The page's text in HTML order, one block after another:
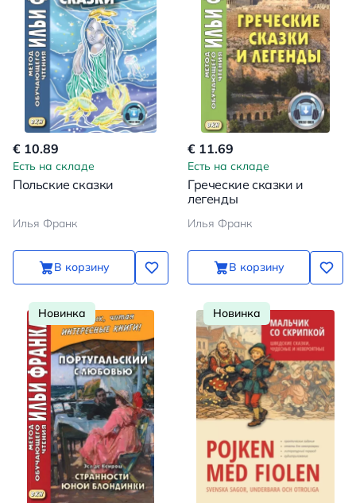
€ 10.89
Есть на складе
Польские сказки
Илья Франк
В корзину
€ 11.69
Есть на складе
Греческие сказки и
легенды
Илья Франк
В корзину
Новинка Новинка